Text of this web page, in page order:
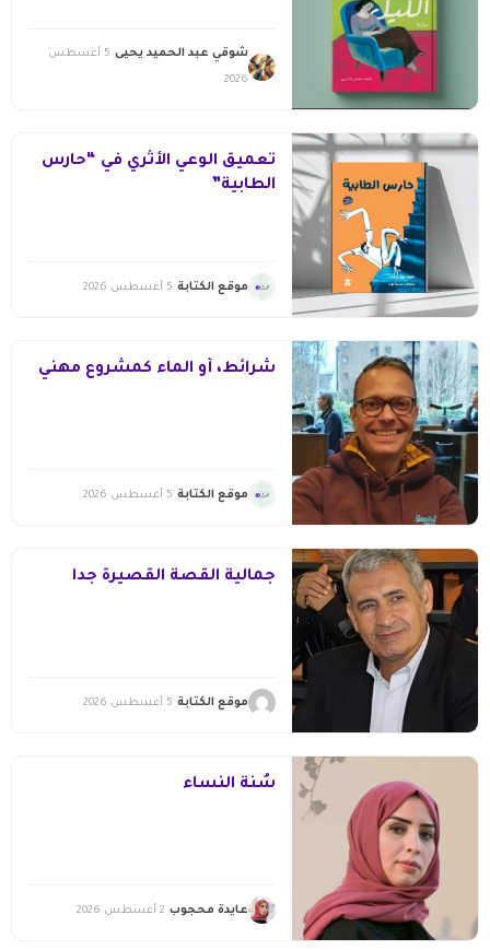
شوقي عبد الحميد يحيى 5 أغسطس
2026
تعميق الوعي الأثري في “حارس
الطابية”
موقع الكتابة 5 أغسطس 2026
شرائط، أو الماء كمشروع مهني
موقع الكتابة 5 أغسطس 2026
جمالية القصة القصيرة جدا
موقع الكتابة 5 أغسطس 2026
سُنّة النساء
عايدة محجوب 2 أغسطس 2026